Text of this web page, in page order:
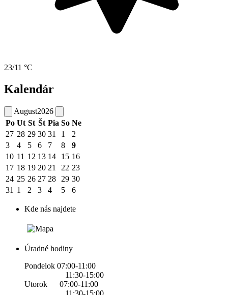
23/11 °C
Kalendár
August2026
Po Ut St Št Pia So Ne
27 28 29 30 31 1
2
3
4 5 6 7 8
9
10 11 12 13 14 15 16
17 18 19 20 21 22 23
24 25 26 27 28 29 30
31 1 2 3 4 5 6
Kde nás najdete
Úradné hodiny
Pondelok 07:00-11:00
11:30-15:00
Utorok 07:00-11:00
11:30-15:00